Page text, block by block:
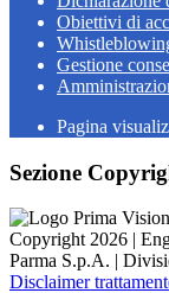
Obiettivi di
Gestione
Pagina
Sezione
Copyright 2026 |
Parma S.p.A. |
Disclaimer